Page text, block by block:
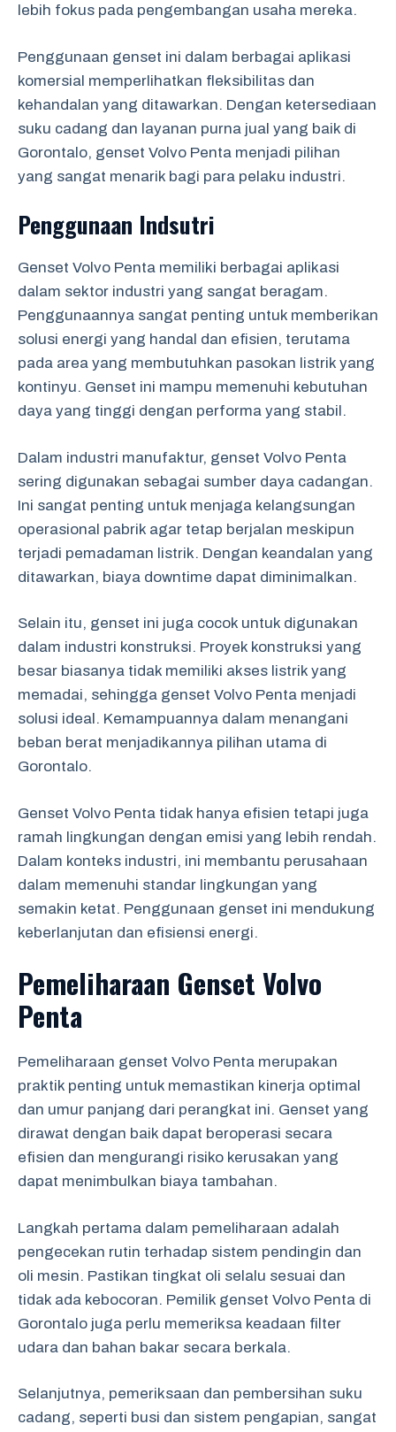
lebih fokus pada pengembangan usaha mereka.
Penggunaan genset ini dalam berbagai aplikasi
komersial memperlihatkan fleksibilitas dan
kehandalan yang ditawarkan. Dengan ketersediaan
suku cadang dan layanan purna jual yang baik di
Gorontalo, genset Volvo Penta menjadi pilihan
yang sangat menarik bagi para pelaku industri.
Penggunaan Indsutri
Genset Volvo Penta memiliki berbagai aplikasi
dalam sektor industri yang sangat beragam.
Penggunaannya sangat penting untuk memberikan
solusi energi yang handal dan efisien, terutama
pada area yang membutuhkan pasokan listrik yang
kontinyu. Genset ini mampu memenuhi kebutuhan
daya yang tinggi dengan performa yang stabil.
Dalam industri manufaktur, genset Volvo Penta
sering digunakan sebagai sumber daya cadangan.
Ini sangat penting untuk menjaga kelangsungan
operasional pabrik agar tetap berjalan meskipun
terjadi pemadaman listrik. Dengan keandalan yang
ditawarkan, biaya downtime dapat diminimalkan.
Selain itu, genset ini juga cocok untuk digunakan
dalam industri konstruksi. Proyek konstruksi yang
besar biasanya tidak memiliki akses listrik yang
memadai, sehingga genset Volvo Penta menjadi
solusi ideal. Kemampuannya dalam menangani
beban berat menjadikannya pilihan utama di
Gorontalo.
Genset Volvo Penta tidak hanya efisien tetapi juga
ramah lingkungan dengan emisi yang lebih rendah.
Dalam konteks industri, ini membantu perusahaan
dalam memenuhi standar lingkungan yang
semakin ketat. Penggunaan genset ini mendukung
keberlanjutan dan efisiensi energi.
Pemeliharaan Genset Volvo
Penta
Pemeliharaan genset Volvo Penta merupakan
praktik penting untuk memastikan kinerja optimal
dan umur panjang dari perangkat ini. Genset yang
dirawat dengan baik dapat beroperasi secara
efisien dan mengurangi risiko kerusakan yang
dapat menimbulkan biaya tambahan.
Langkah pertama dalam pemeliharaan adalah
pengecekan rutin terhadap sistem pendingin dan
oli mesin. Pastikan tingkat oli selalu sesuai dan
tidak ada kebocoran. Pemilik genset Volvo Penta di
Gorontalo juga perlu memeriksa keadaan filter
udara dan bahan bakar secara berkala.
Selanjutnya, pemeriksaan dan pembersihan suku
cadang, seperti busi dan sistem pengapian, sangat